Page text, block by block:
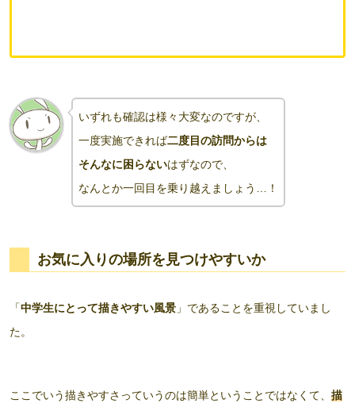
いずれも確認は様々 大変なのですが、
一度実施できれば二度目の訪問からは
そんなに困らないはずなので、
なんとか一回目を乗り越えましょう…！
お気に入りの場所を見つけやすいか
「中学生にとって描きやすい風景 」であることを重視していまし
た。
ここでいう描きやすさっていうのは簡単ということではなくて、 描